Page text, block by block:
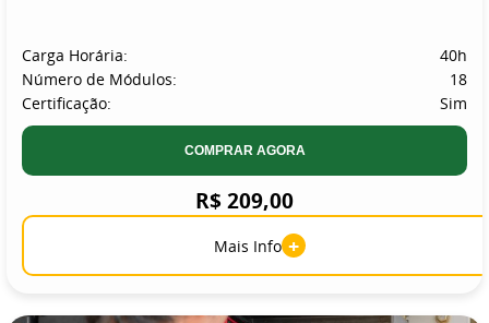
Carga Horária:
40h
Número de Módulos:
18
Certificação:
Sim
COMPRAR AGORA
R$ 209,00
Mais Info +